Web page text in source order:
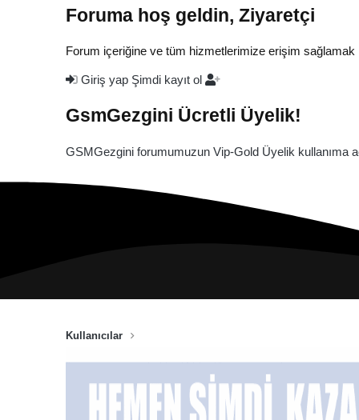
Foruma hoş geldin, Ziyaretçi
Forum içeriğine ve tüm hizmetlerimize erişim sağlamak
Giriş yap Şimdi kayıt ol
GsmGezgini Ücretli Üyelik!
GSMGezgini forumumuzun Vip-Gold Üyelik kullanıma
Kullanıcılar